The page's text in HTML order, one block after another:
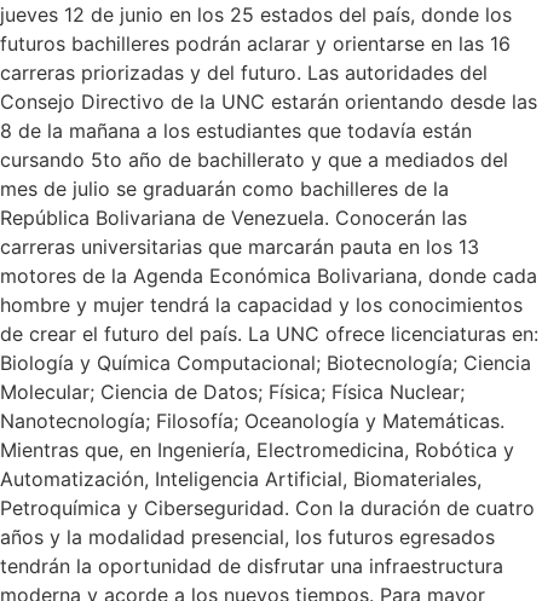
jueves 12 de junio en los 25 estados del país, donde los
futuros bachilleres podrán aclarar y orientarse en las 16
carreras priorizadas y del futuro. Las autoridades del
Consejo Directivo de la UNC estarán orientando desde las
8 de la mañana a los estudiantes que todavía están
cursando 5to año de bachillerato y que a mediados del
mes de julio se graduarán como bachilleres de la
República Bolivariana de Venezuela. Conocerán las
carreras universitarias que marcarán pauta en los 13
motores de la Agenda Económica Bolivariana, donde cada
hombre y mujer tendrá la capacidad y los conocimientos
de crear el futuro del país. La UNC ofrece licenciaturas en:
Biología y Química Computacional; Biotecnología; Ciencia
Molecular; Ciencia de Datos; Física; Física Nuclear;
Nanotecnología; Filosofía; Oceanología y Matemáticas.
Mientras que, en Ingeniería, Electromedicina, Robótica y
Automatización, Inteligencia Artificial, Biomateriales,
Petroquímica y Ciberseguridad. Con la duración de cuatro
años y la modalidad presencial, los futuros egresados
tendrán la oportunidad de disfrutar una infraestructura
moderna y acorde a los nuevos tiempos. Para mayor